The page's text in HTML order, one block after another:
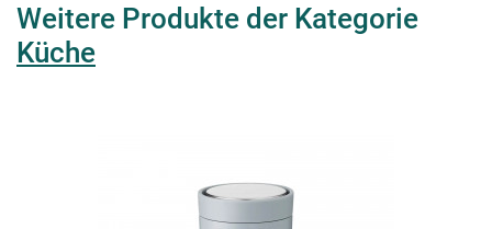
Weitere Produkte der Kategorie
Küche